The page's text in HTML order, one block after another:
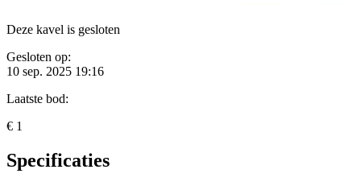
Deze kavel is gesloten
Gesloten op:
10 sep. 2025 19:16
Laatste bod:
€ 1
Specificaties